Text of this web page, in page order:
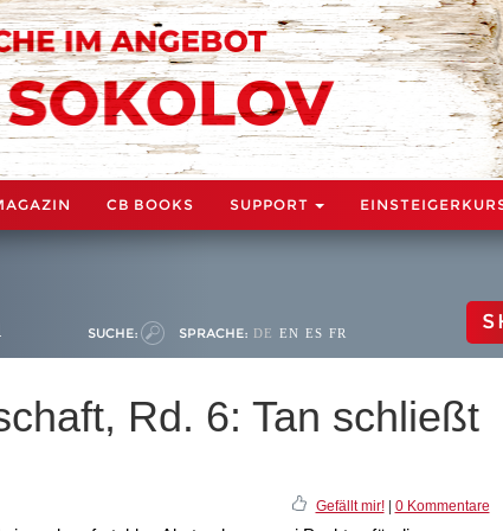
CB BOOKS SUPPORT
SUCHE: SPRACHE: DE EN ES FR
Rd. 6: Tan schließt
Gefällt mir!| 0 Kommentare